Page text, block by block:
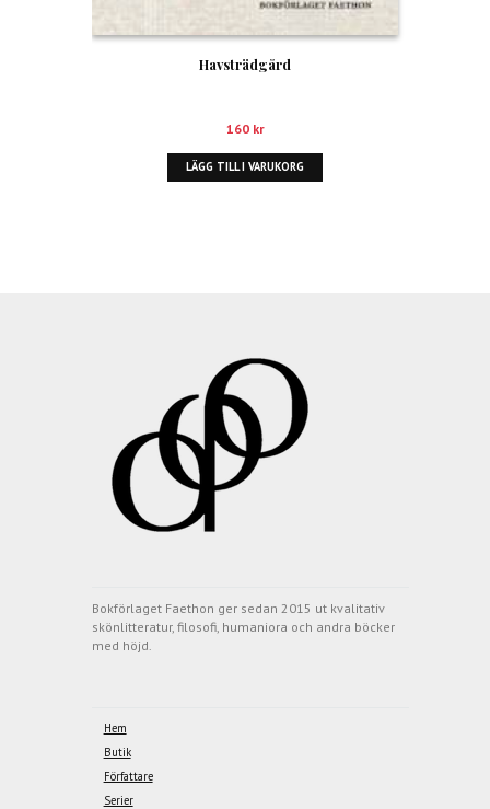
Havsträdgård
160 kr
LÄGG TILL I VARUKORG
Bokförlaget Faethon ger sedan 2015 ut kvalitativ
skönlitteratur, filosofi, humaniora och andra böcker
med höjd.
Hem
Butik
Författare
Serier